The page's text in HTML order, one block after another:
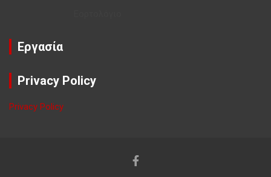
Εργασία
Privacy Policy
Privacy Policy